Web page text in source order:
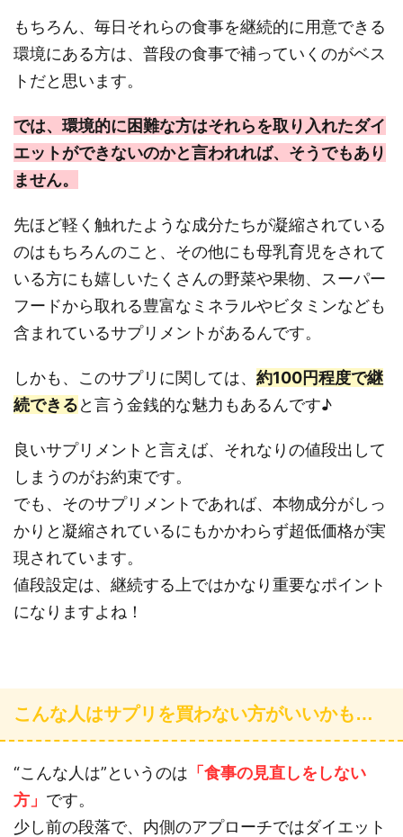
もちろん、毎日それらの食事を継続的に用意できる
環境にある方は、普段の食事で補っていくのがベス
トだと思います。
では、環境的に困難な方はそれらを取り入れたダイ
エットができないのかと言われれば、 そうでもあり
ません。
先ほど軽く触れたような成分たちが凝縮されている
のはもちろんのこと、その他にも母乳育児をされて
いる方にも嬉しいたくさんの野菜や果物、スーパー
フードから取れる豊富なミネラルやビタミンなども
含まれているサプリメントがあるんです。
しかも、このサプリに関しては、 約100円程度で継
続できると言う金銭的な魅力もあるんです♪
良いサプリメントと言えば、それなりの値段出して
しまうのがお約束です。
でも、そのサプリメントであれば、本物成分がしっ
かりと凝縮されているにもかかわらず超低価格が実
現されています。
値段設定は、継続する上ではかなり重要なポイント
になりますよね！
こんな人はサプリを買わない方がいいかも…
“こんな人は”というのは 「食事の見直しをしない
方」 です。
少し前の段落で、内側のアプローチではダイエット